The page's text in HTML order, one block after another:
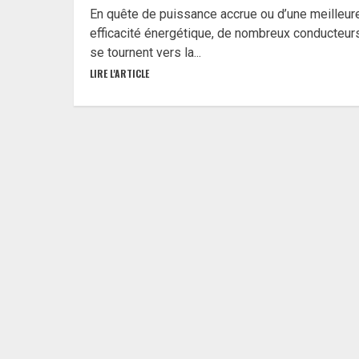
En quête de puissance accrue ou d’une
efficacité énergétique, de nombreux
se tournent vers la...
LIRE L'ARTICLE